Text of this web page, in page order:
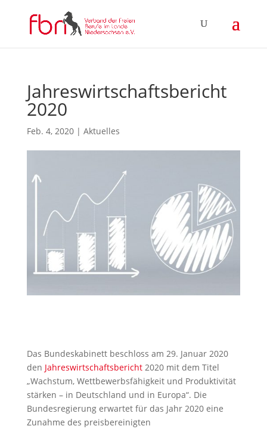
Jahreswirtschaftsbericht
2020
Feb. 4, 2020| Aktuelles
Das Bundeskabinett beschloss am 29. Januar 2020
den Jahreswirtschaftsbericht2020 mit dem Titel
„Wachstum, Wettbewerbsfähigkeit und Produktivität
stärken – in Deutschland und in Europa“. Die
Bundesregierung erwartet für das Jahr 2020 eine
Zunahme des preisbereinigten